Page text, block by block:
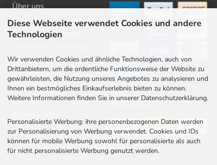
Diese Webseite verwendet Cookies und andere
Technologien
Wir verwenden Cookies und ähnliche Technologien, auch von
Drittanbietern, um die ordentliche Funktionsweise der Website zu
gewährleisten, die Nutzung unseres Angebotes zu analysieren und
Ihnen ein bestmögliches Einkaufserlebnis bieten zu können.
Weitere Informationen finden Sie in unserer Datenschutzerklärung.
Personalisierte Werbung: ihre personenbezogenen Daten werden
zur Personalisierung von Werbung verwendet. Cookies und IDs
können für mobile Werbung sowohl für personalisierte als auch
für nicht personalisierte Werbung genutzt werden.
Über uns
FAQ
Beratung & Planung
Newsletter
Barrierefreiheit
Stellenangebote
Kontakt
VERSAND